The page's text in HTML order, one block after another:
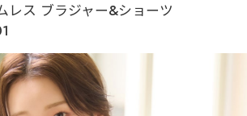
レス ブラジャー&ショーツ